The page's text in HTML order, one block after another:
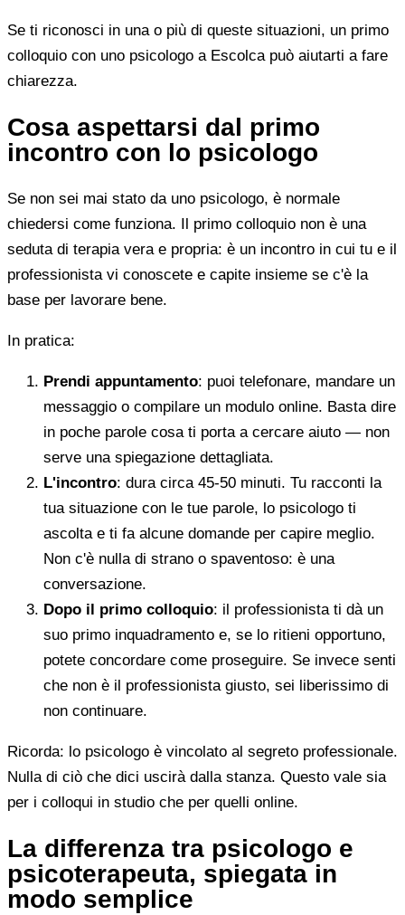
Se ti riconosci in una o più di queste situazioni, un primo
colloquio con uno psicologo a Escolca può aiutarti a fare
chiarezza.
Cosa aspettarsi dal primo
incontro con lo psicologo
Se non sei mai stato da uno psicologo, è normale
chiedersi come funziona. Il primo colloquio non è una
seduta di terapia vera e propria: è un incontro in cui tu e il
professionista vi conoscete e capite insieme se c'è la
base per lavorare bene.
In pratica:
Prendi appuntamento: puoi telefonare, mandare un
messaggio o compilare un modulo online. Basta dire
in poche parole cosa ti porta a cercare aiuto — non
serve una spiegazione dettagliata.
L'incontro: dura circa 45-50 minuti. Tu racconti la
tua situazione con le tue parole, lo psicologo ti
ascolta e ti fa alcune domande per capire meglio.
Non c'è nulla di strano o spaventoso: è una
conversazione.
Dopo il primo colloquio: il professionista ti dà un
suo primo inquadramento e, se lo ritieni opportuno,
potete concordare come proseguire. Se invece senti
che non è il professionista giusto, sei liberissimo di
non continuare.
Ricorda: lo psicologo è vincolato al segreto professionale.
Nulla di ciò che dici uscirà dalla stanza. Questo vale sia
per i colloqui in studio che per quelli online.
La differenza tra psicologo e
psicoterapeuta, spiegata in
modo semplice